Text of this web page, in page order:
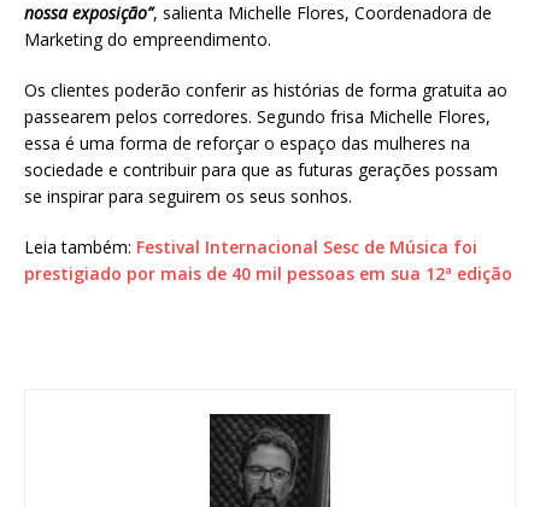
nossa exposição”, salienta Michelle Flores, Coordenadora de
Marketing do empreendimento.
Os clientes poderão conferir as histórias de forma gratuita ao
passearem pelos corredores. Segundo frisa Michelle Flores,
essa é uma forma de reforçar o espaço das mulheres na
sociedade e contribuir para que as futuras gerações possam
se inspirar para seguirem os seus sonhos.
Leia também: Festival Internacional Sesc de Música foi
prestigiado por mais de 40 mil pessoas em sua 12ª edição